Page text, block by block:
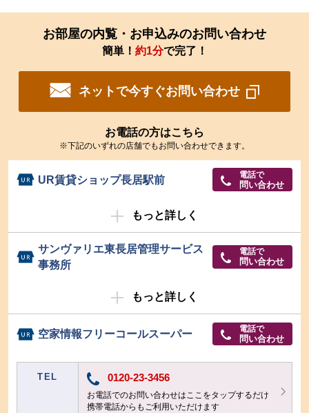
お部屋の内覧・お申込みのお問い合わせ
簡単！ 約1分で完了！
ネットで今すぐお問い合わせ
お電話の方はこちら
※下記のいずれの店舗でもお問い合わせできます。
UR賃貸ショップ長居駅前 電話で
問い合わせ
もっと詳しく
サンヴァリエ東長居管理サービス
事務所
電話で
問い合わせ
もっと詳しく
空家情報フリーコールスーパー 電話で
問い合わせ
TEL 0120-23-3456
お電話でのお問い合わせはここをタップするだけ
携帯電話からもご利用いただけます